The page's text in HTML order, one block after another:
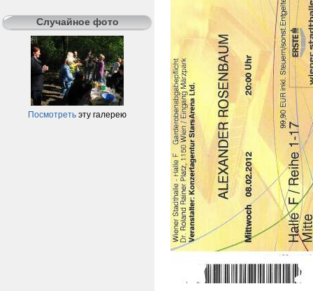
Случайное фото
Посмотреть эту галерею